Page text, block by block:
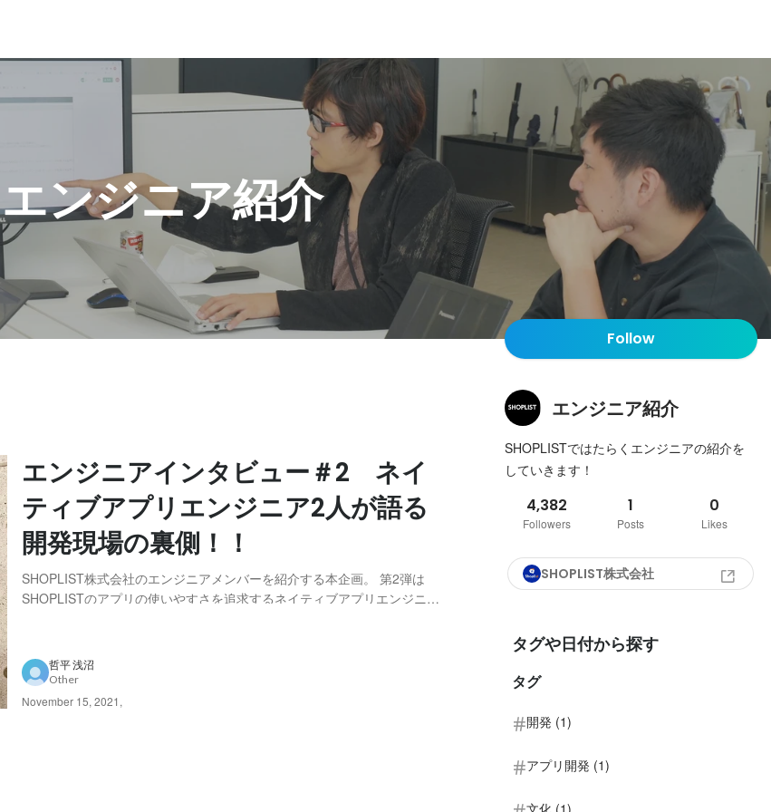
エンジニア紹介
エンジニアインタビュー＃2 ネイ
ティブアプリエンジニア2人が語る
開発現場の裏側！！
SHOPLIST株式会社のエンジニアメンバーを紹介する本企画。 第2弾は
SHOPLISTのアプリの使いやすさを追求するネイティブアプリエンジニア
務内容：SHOPLISTのa...
哲平 浅沼
Other
November 15, 2021 ,
Follow
エンジニア紹介
SHOPLISTではたらくエンジニアの紹介を
していきます！
4,382
Followers
1
Posts
0
Likes
SHOPLIST株式会社
タグや日付から探す
タグ
開発 (1)
アプリ開発 (1)
文化 (1)